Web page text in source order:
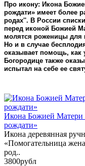
Про икону: Икона
рождати» имеет более
родах''. В России
перед иконой Божией
молятся роженицы для
Но и в случае
оказывает помощь, как
Богородице также
испытал на себе ее
Икона Божией Матери
рождати»
Икона деревянная
«Помогательница
род..
3800рубл